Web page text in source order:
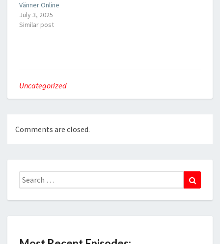
Vänner Online
July 3, 2025
Similar post
Uncategorized
Comments are closed.
Search
for: